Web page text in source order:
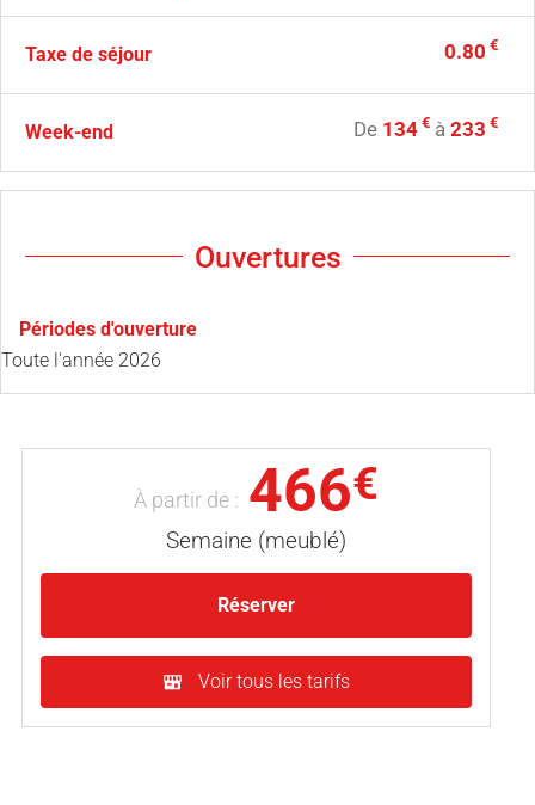
Taxe de séjour 0.80 €
Week-end De 134 € à 233 €
Ouvertures
Périodes d'ouverture
Toute l'année 2026
À partir de : 466€
Semaine (meublé)
Réserver
Voir tous les tarifs